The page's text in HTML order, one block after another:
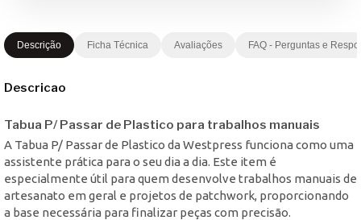
Descrição Ficha Técnica Avaliações FAQ - Perguntas e
Descricao
Tabua P/ Passar de Plastico para trabalhos manuais
A Tabua P/ Passar de Plastico da Westpress funciona como uma
assistente prática para o seu dia a dia. Este item é
especialmente útil para quem desenvolve trabalhos manuais de
artesanato em geral e projetos de patchwork, proporcionando
a base necessária para finalizar peças com precisão.